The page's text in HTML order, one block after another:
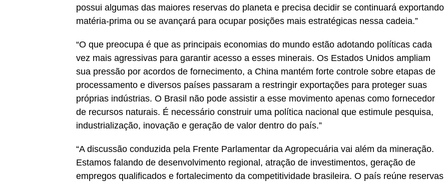
possui algumas das maiores reservas do planeta e precisa decidir se continuará exportando
matéria-prima ou se avançará para ocupar posições mais estratégicas nessa cadeia.”
“O que preocupa é que as principais economias do mundo estão adotando políticas cada
vez mais agressivas para garantir acesso a esses minerais. Os Estados Unidos ampliam
sua pressão por acordos de fornecimento, a China mantém forte controle sobre etapas de
processamento e diversos países passaram a restringir exportações para proteger suas
próprias indústrias. O Brasil não pode assistir a esse movimento apenas como fornecedor
de recursos naturais. É necessário construir uma política nacional que estimule pesquisa,
industrialização, inovação e geração de valor dentro do país.”
“A discussão conduzida pela Frente Parlamentar da Agropecuária vai além da mineração.
Estamos falando de desenvolvimento regional, atração de investimentos, geração de
empregos qualificados e fortalecimento da competitividade brasileira. O país reúne reservas